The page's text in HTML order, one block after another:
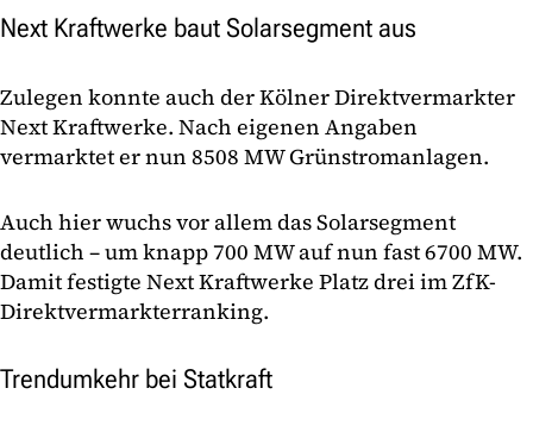
Next Kraftwerke baut Solarsegment aus
Zulegen konnte auch der Kölner Direktvermarkter
Next Kraftwerke. Nach eigenen Angaben
vermarktet er nun 8508 MW Grünstromanlagen.
Auch hier wuchs vor allem das Solarsegment
deutlich – um knapp 700 MW auf nun fast 6700 MW.
Damit festigte Next Kraftwerke Platz drei im ZfK-
Direktvermarkterranking.
Trendumkehr bei Statkraft